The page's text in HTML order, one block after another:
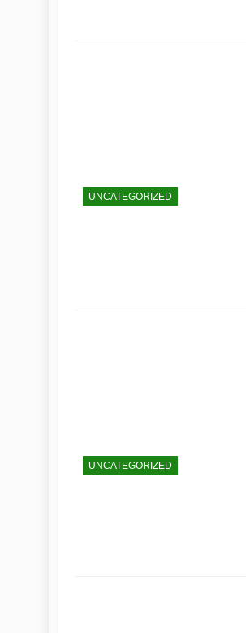
UNCATEGORIZED
UNCATEGORIZED